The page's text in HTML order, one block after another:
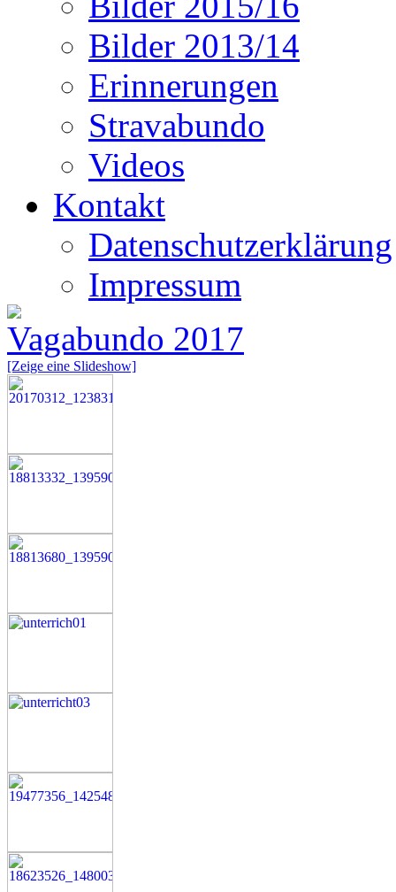
Bilder 2013/14
Erinnerungen
Stravabundo
Videos
Kontakt
Datenschutzerklärung
Impressum
Vagabundo 2017
[Zeige eine Slideshow]